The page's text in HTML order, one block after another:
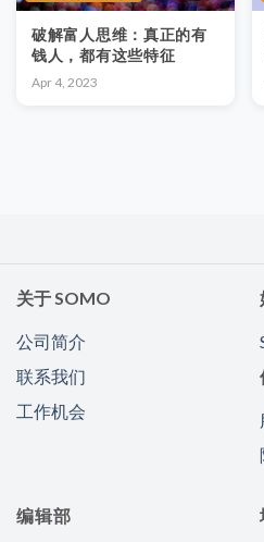
破解富人思维：真正的有
钱人，都有这些特征
Apr 4, 2023
关于 SOMO
公司简介
联系我们
工作机会
编辑部